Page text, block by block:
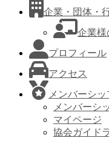
企業・団体・
企業様
プロフィール
アクセス
メンバーシッ
メンバーシ
マイページ
協会ガイド